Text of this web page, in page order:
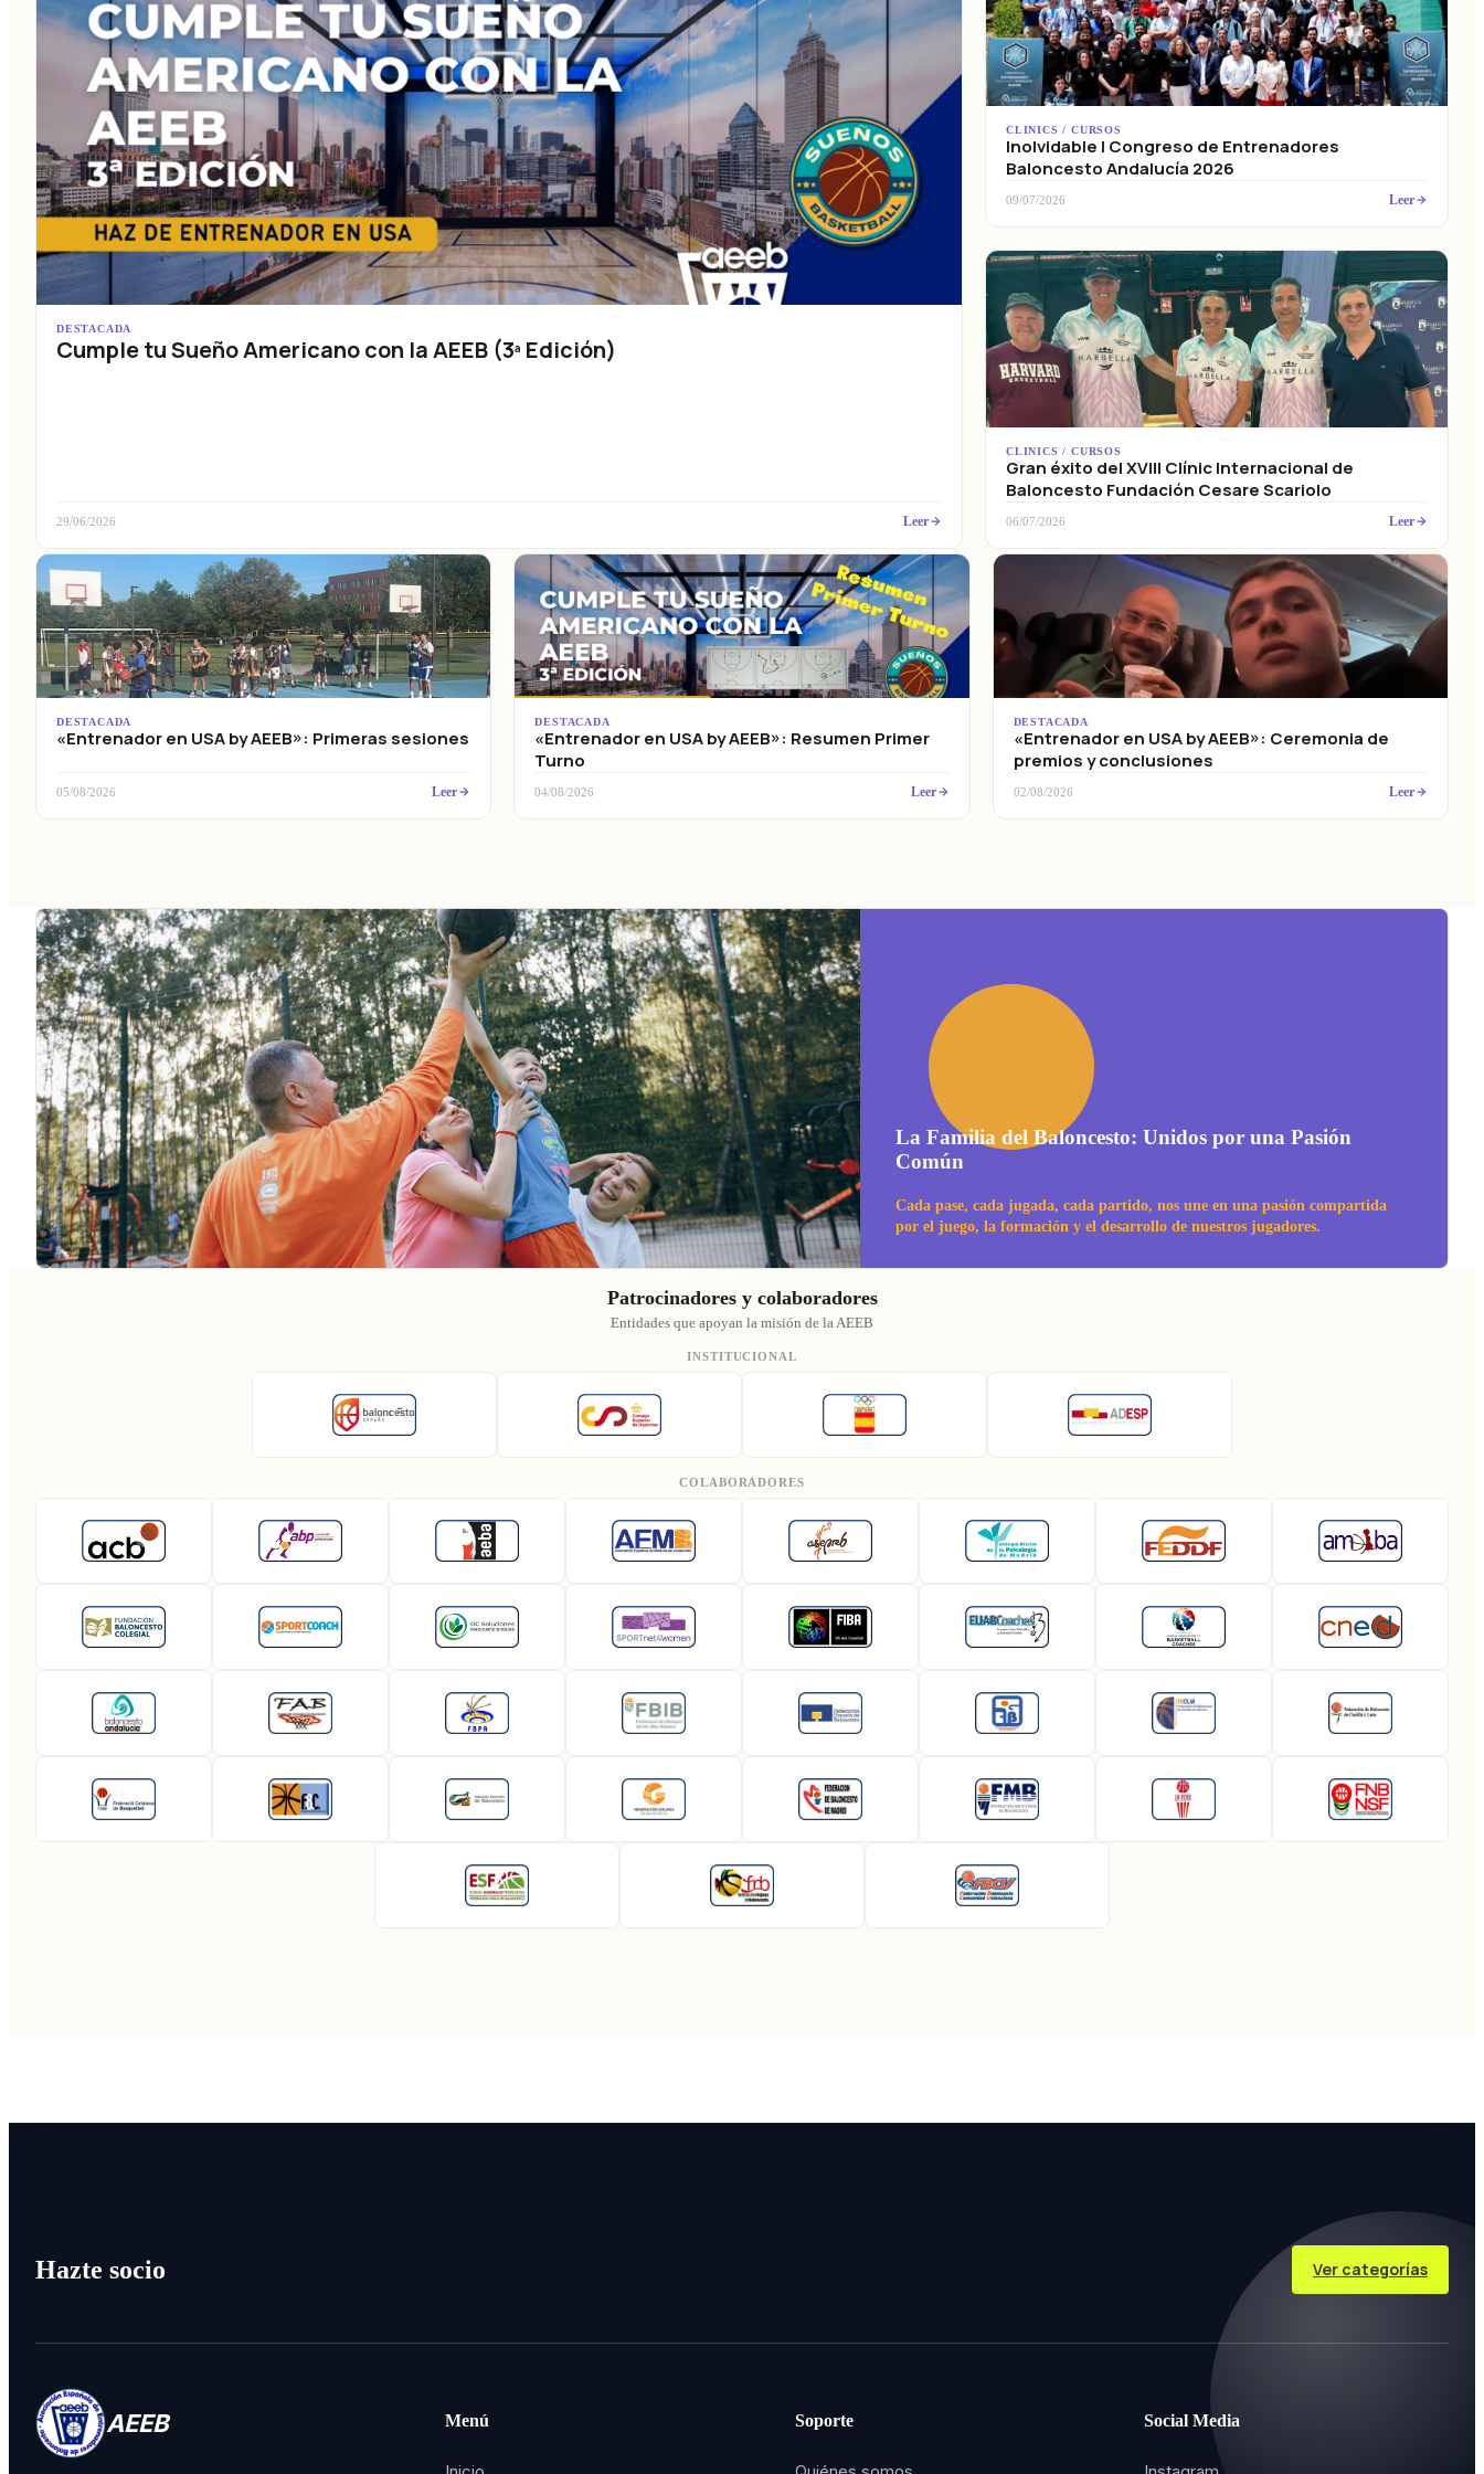
DESTACADA
Cumple tu Sueño Americano con la AEEB (3ª Edición)
29/06/2026 Leer
CLINICS / CURSOS
Inolvidable I Congreso de Entrenadores
Baloncesto Andalucía 2026
09/07/2026 Leer
CLINICS / CURSOS
Gran éxito del XVIII Clínic Internacional de
Baloncesto Fundación Cesare Scariolo
06/07/2026 Leer
DESTACADA
«Entrenador en USA by AEEB»: Primeras sesiones
05/08/2026 Leer
DESTACADA
«Entrenador en USA by AEEB»: Resumen Primer
Turno
04/08/2026 Leer
DESTACADA
«Entrenador en USA by AEEB»: Ceremonia de
premios y conclusiones
02/08/2026 Leer
La Familia del Baloncesto: Unidos por una Pasión
Común
Cada pase, cada jugada, cada partido, nos une en una pasión compartida
por el juego, la formación y el desarrollo de nuestros jugadores.
Patrocinadores y colaboradores
Entidades que apoyan la misión de la AEEB
INSTITUCIONAL
COLABORADORES
Hazte socio Ver categorías
AEEB Menú Soporte Social Media